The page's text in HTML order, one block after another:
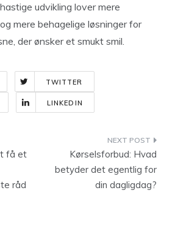
udvikling lover mere
mere behagelige løsninger for
der ønsker et smukt smil.
TWITTER
LINKEDIN
få et
råd
Kørselsforbud: Hvad
betyder det egentlig for
din dagligdag?